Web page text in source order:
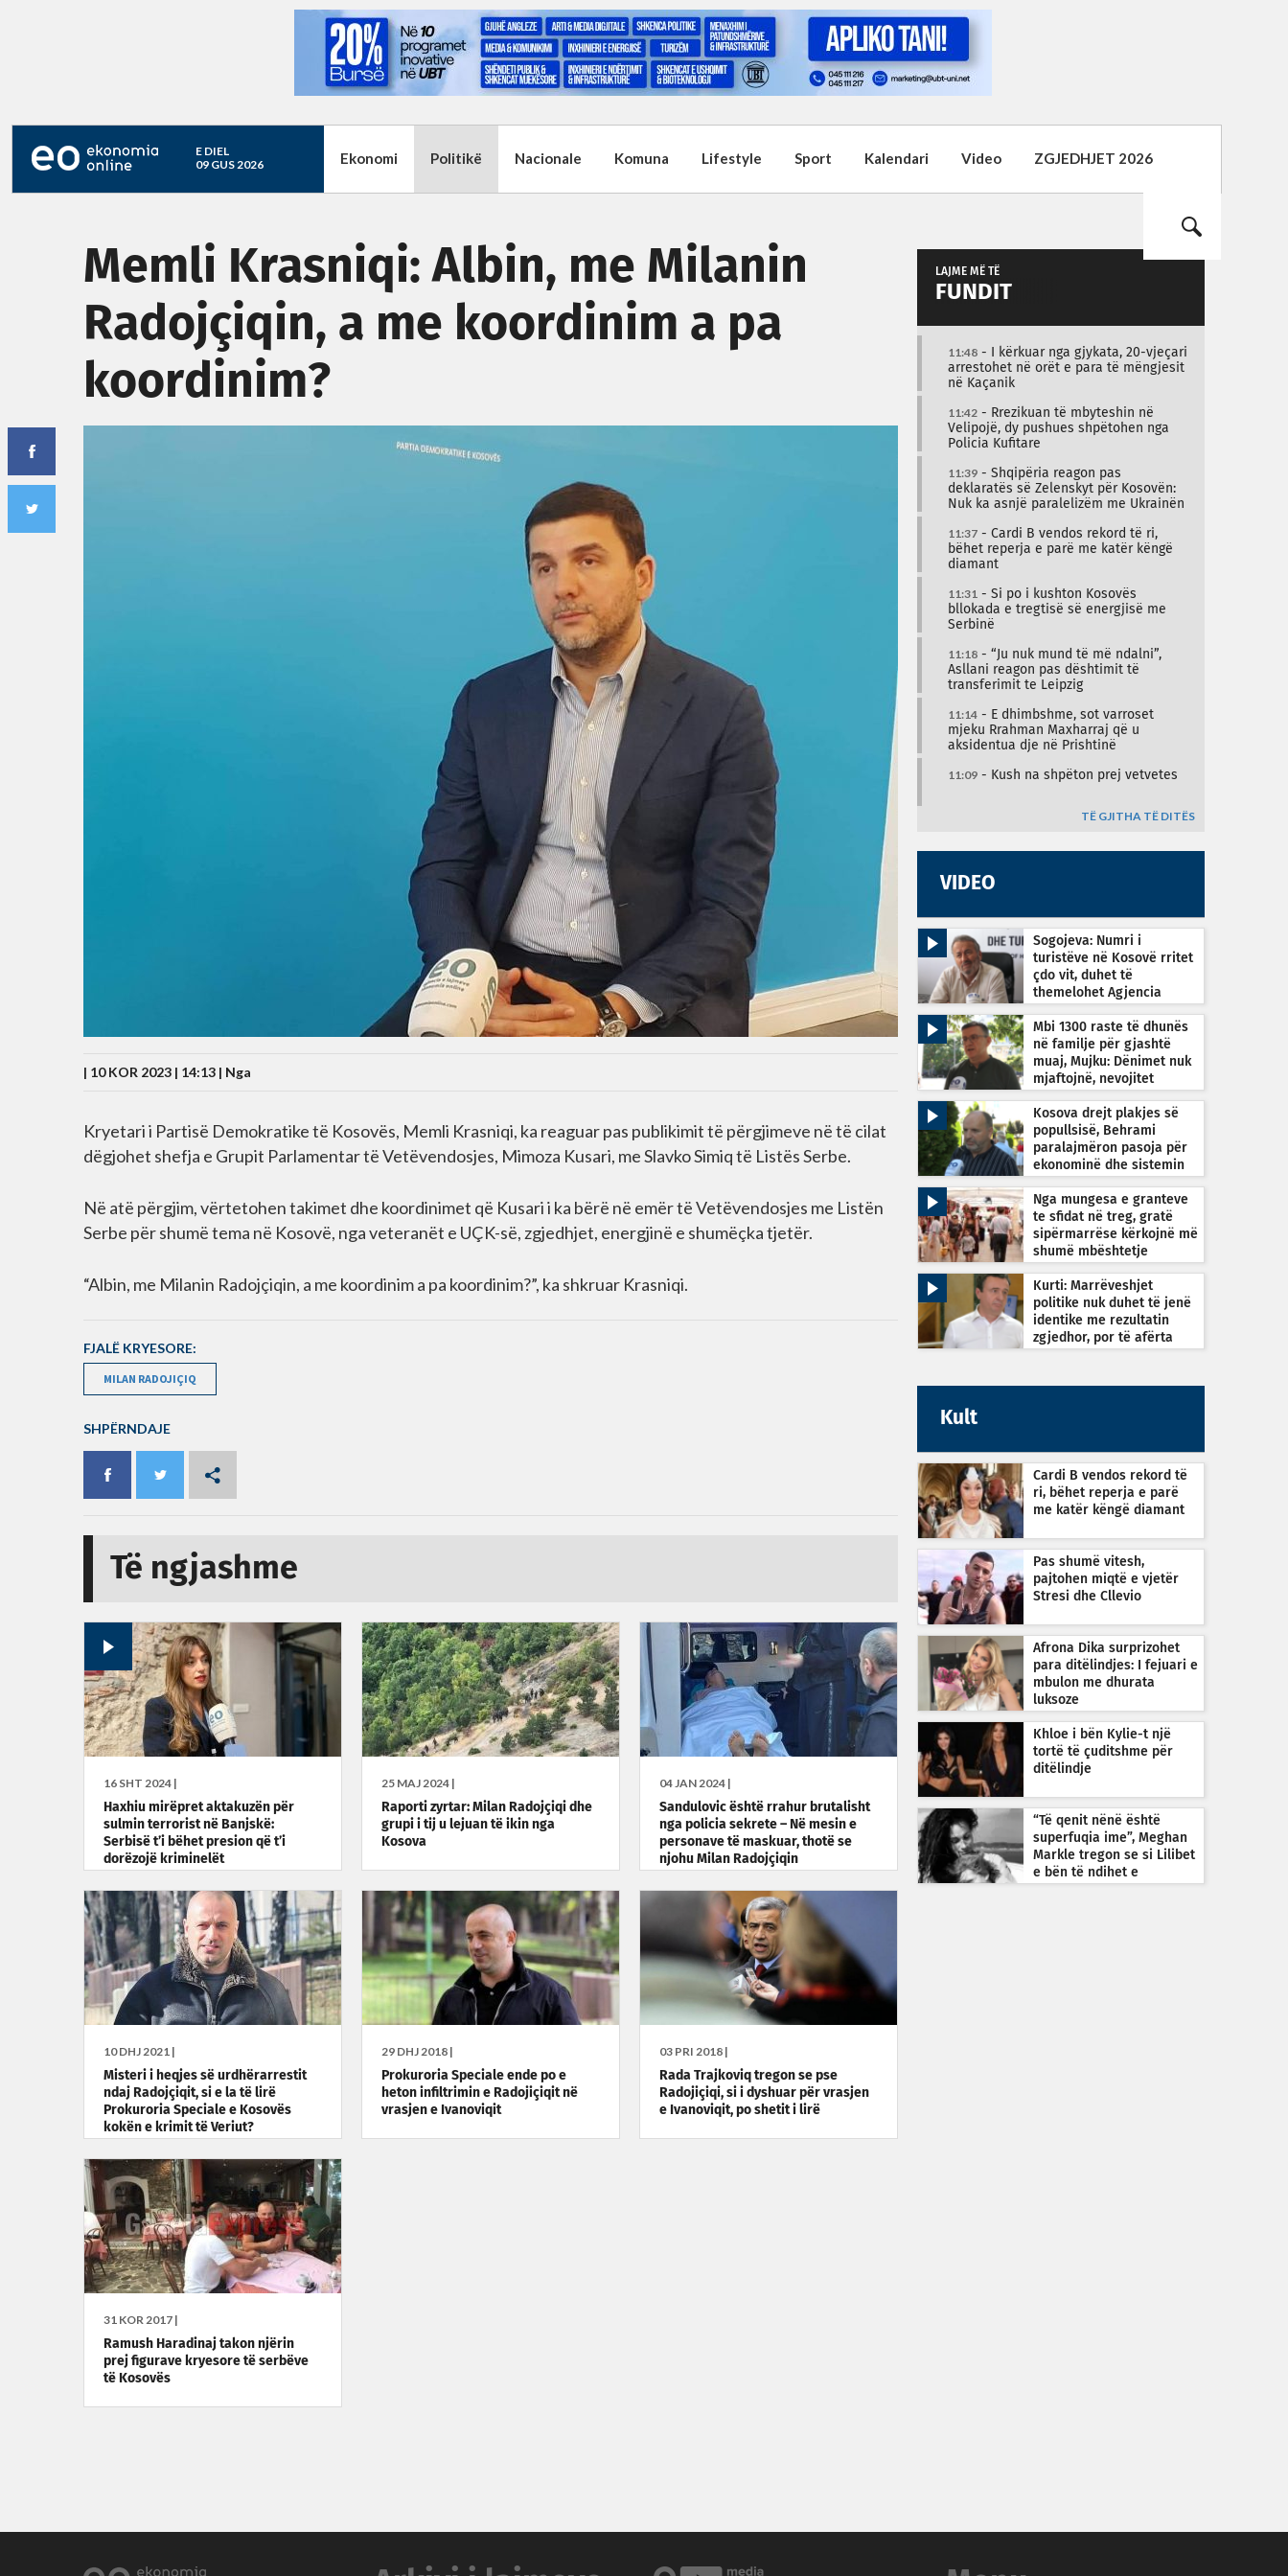
E DIEL
09 GUS 2026
Ekonomi Politikë Nacionale Komuna Lifestyle Sport Kalendari Video ZGJEDHJET 2026
Memli Krasniqi: Albin, me Milanin
Radojçiqin, a me koordinim a pa
koordinim?
| 10 KOR 2023 | 14:13 | Nga
Kryetari i Partisë Demokratike të Kosovës, Memli Krasniqi, ka reaguar pas publikimit të përgjimeve në të cilat
dëgjohet shefja e Grupit Parlamentar të Vetëvendosjes, Mimoza Kusari, me Slavko Simiq të Listës Serbe.
Në atë përgjim, vërtetohen takimet dhe koordinimet që Kusari i ka bërë në emër të Vetëvendosjes me Listën
Serbe për shumë tema në Kosovë, nga veteranët e UÇK-së, zgjedhjet, energjinë e shumëçka tjetër.
“Albin, me Milanin Radojçiqin, a me koordinim a pa koordinim?”, ka shkruar Krasniqi.
FJALË KRYESORE:
MILAN RADOJIÇIQ
SHPËRNDAJE
Të ngjashme
16 SHT 2024 |
Haxhiu mirëpret aktakuzën për
sulmin terrorist në Banjskë:
Serbisë t’i bëhet presion që t’i
dorëzojë kriminelët
25 MAJ 2024 |
Raporti zyrtar: Milan Radojçiqi dhe
grupi i tij u lejuan të ikin nga
Kosova
04 JAN 2024 |
Sandulovic është rrahur brutalisht
nga policia sekrete – Në mesin e
personave të maskuar, thotë se
njohu Milan Radojçiqin
10 DHJ 2021 |
Misteri i heqjes së urdhërarrestit
ndaj Radojçiqit, si e la të lirë
Prokuroria Speciale e Kosovës
kokën e krimit të Veriut?
29 DHJ 2018 |
Prokuroria Speciale ende po e
heton infiltrimin e Radojiçiqit në
vrasjen e Ivanoviqit
03 PRI 2018 |
Rada Trajkoviq tregon se pse
Radojiçiqi, si i dyshuar për vrasjen
e Ivanoviqit, po shetit i lirë
31 KOR 2017 |
Ramush Haradinaj takon njërin
prej figurave kryesore të serbëve
të Kosovës
LAJME MË TË
FUNDIT
11:48 - I kërkuar nga gjykata, 20-vjeçari
arrestohet në orët e para të mëngjesit
në Kaçanik
11:42 - Rrezikuan të mbyteshin në
Velipojë, dy pushues shpëtohen nga
Policia Kufitare
11:39 - Shqipëria reagon pas
deklaratës së Zelenskyt për Kosovën:
Nuk ka asnjë paralelizëm me Ukrainën
11:37 - Cardi B vendos rekord të ri,
bëhet reperja e parë me katër këngë
diamant
11:31 - Si po i kushton Kosovës
bllokada e tregtisë së energjisë me
Serbinë
11:18 - “Ju nuk mund të më ndalni”,
Asllani reagon pas dështimit të
transferimit te Leipzig
11:14 - E dhimbshme, sot varroset
mjeku Rrahman Maxharraj që u
aksidentua dje në Prishtinë
11:09 - Kush na shpëton prej vetvetes
TË GJITHA TË DITËS
VIDEO
Sogojeva: Numri i
turistëve në Kosovë rritet
çdo vit, duhet të
themelohet Agjencia
Mbi 1300 raste të dhunës
në familje për gjashtë
muaj, Mujku: Dënimet nuk
mjaftojnë, nevojitet
Kosova drejt plakjes së
popullsisë, Behrami
paralajmëron pasoja për
ekonominë dhe sistemin
Nga mungesa e granteve
te sfidat në treg, gratë
sipërmarrëse kërkojnë më
shumë mbështetje
Kurti: Marrëveshjet
politike nuk duhet të jenë
identike me rezultatin
zgjedhor, por të afërta
Kult
Cardi B vendos rekord të
ri, bëhet reperja e parë
me katër këngë diamant
Pas shumë vitesh,
pajtohen miqtë e vjetër
Stresi dhe Cllevio
Afrona Dika surprizohet
para ditëlindjes: I fejuari e
mbulon me dhurata
luksoze
Khloe i bën Kylie-t një
tortë të çuditshme për
ditëlindje
“Të qenit nënë është
superfuqia ime”, Meghan
Markle tregon se si Lilibet
e bën të ndihet e